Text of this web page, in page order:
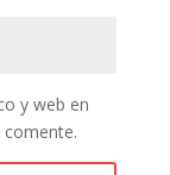
y web en